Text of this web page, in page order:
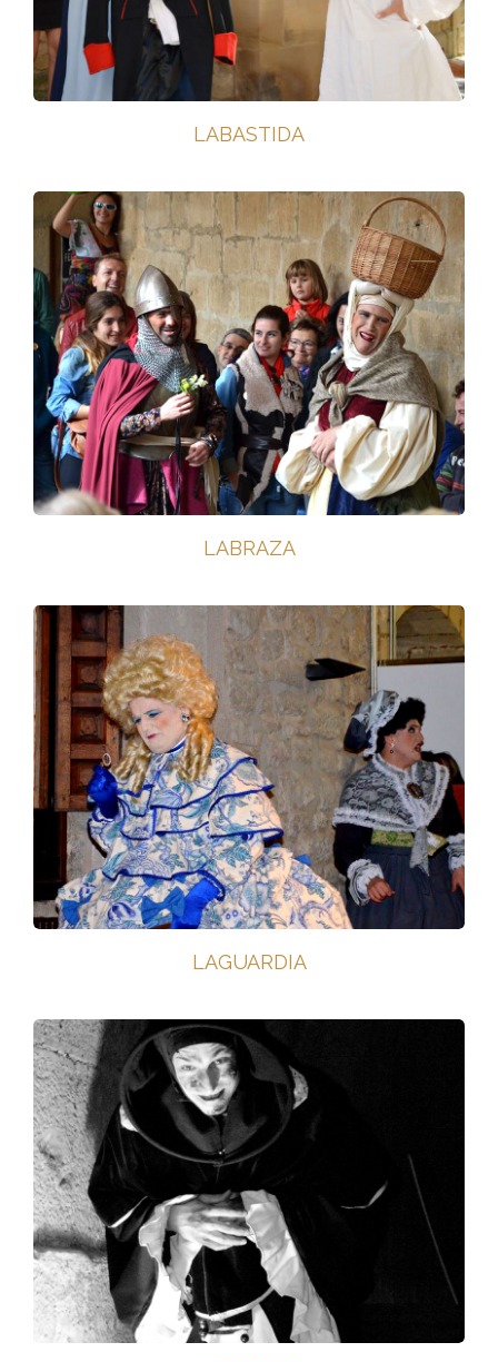
LABASTIDA
LABRAZA
LAGUARDIA